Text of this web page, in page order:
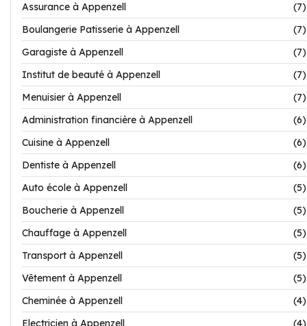
Assurance à Appenzell
(7)
Boulangerie Patisserie à Appenzell
(7)
Garagiste à Appenzell
(7)
Institut de beauté à Appenzell
(7)
Menuisier à Appenzell
(7)
Administration financière à Appenzell
(6)
Cuisine à Appenzell
(6)
Dentiste à Appenzell
(6)
Auto école à Appenzell
(5)
Boucherie à Appenzell
(5)
Chauffage à Appenzell
(5)
Transport à Appenzell
(5)
Vêtement à Appenzell
(5)
Cheminée à Appenzell
(4)
Electricien à Appenzell
(4)